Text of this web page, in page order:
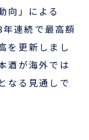
向」による
連続で最高額
を更新しまし
酒が海外では
なる見通しで